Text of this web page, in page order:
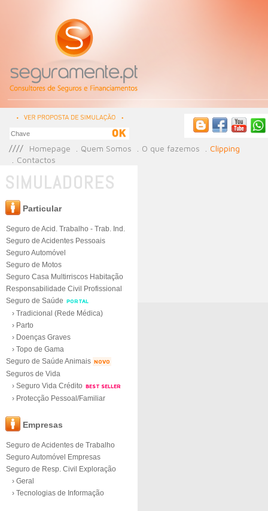
Homepage Quem Somos O que fazemos
Clipping
Contactos
SIMULADORES
Particular
Seguro de Acid. Trabalho - Trab. Ind.
Seguro de Acidentes Pessoais
Seguro Automóvel
Seguro de Motos
Seguro Casa Multirriscos Habitação
Responsabilidade Civil Profissional
Seguro de Saúde PORTAL
› Tradicional (Rede Médica)
› Parto
› Doenças Graves
› Topo de Gama
Seguro de Saúde Animais NOVO
Seguros de Vida
› Seguro Vida Crédito BEST SELLER
› Protecção Pessoal/Familiar
Empresas
Seguro de Acidentes de Trabalho
Seguro Automóvel Empresas
Seguro de Resp. Civil Exploração
› Geral
› Tecnologias de Informação